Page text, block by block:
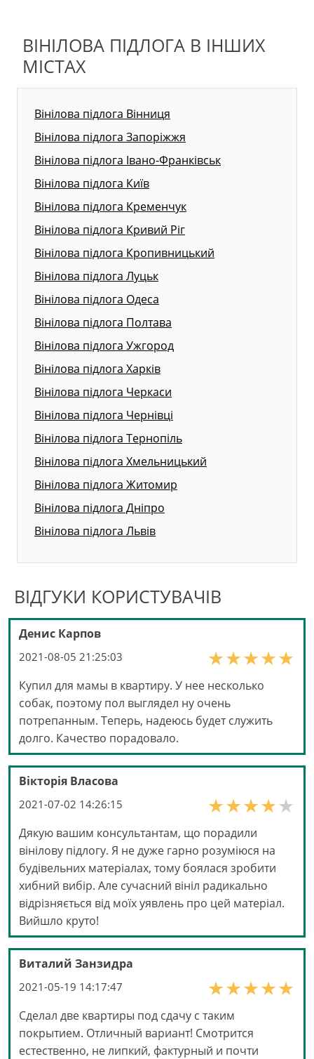
ВІНІЛОВА ПІДЛОГА В ІНШИХ
МІСТАХ
Вінілова підлога Вінниця
Вінілова підлога Запоріжжя
Вінілова підлога Івано-Франківськ
Вінілова підлога Київ
Вінілова підлога Кременчук
Вінілова підлога Кривий Ріг
Вінілова підлога Кропивницький
Вінілова підлога Луцьк
Вінілова підлога Одеса
Вінілова підлога Полтава
Вінілова підлога Ужгород
Вінілова підлога Харків
Вінілова підлога Черкаси
Вінілова підлога Чернівці
Вінілова підлога Тернопіль
Вінілова підлога Хмельницький
Вінілова підлога Житомир
Вінілова підлога Дніпро
Вінілова підлога Львів
ВІДГУКИ КОРИСТУВАЧІВ
Денис Карпов
2021-08-05 21:25:03
Купил для мамы в квартиру. У нее несколько
собак, поэтому пол выглядел ну очень
потрепанным. Теперь, надеюсь будет служить
долго. Качество порадовало.
Вікторія Власова
2021-07-02 14:26:15
Дякую вашим консультантам, що порадили
вінілову підлогу. Я не дуже гарно розуміюся на
будівельних матеріалах, тому боялася зробити
хибний вибір. Але сучасний вініл радикально
відрізняється від моїх уявлень про цей матеріал.
Вийшло круто!
Виталий Занзидра
2021-05-19 14:17:47
Сделал две квартиры под сдачу с таким
покрытием. Отличный вариант! Смотрится
естественно, не липкий, фактурный и почти